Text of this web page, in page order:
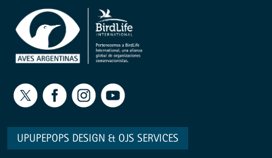
UPUPEPOPS DESIGN & OJS SERVICES